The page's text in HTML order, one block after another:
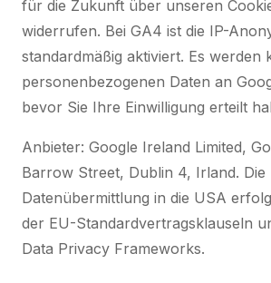
für die Zukunft über unseren
widerrufen. Bei GA4 ist die IP-
standardmäßig aktiviert. Es werden
personenbezogenen Daten an
bevor Sie Ihre Einwilligung erteilt
Anbieter: Google Ireland Limited,
Barrow Street, Dublin 4, Irland. Die
Datenübermittlung in die USA
der EU-Standardvertragsklauseln
Data Privacy Frameworks.